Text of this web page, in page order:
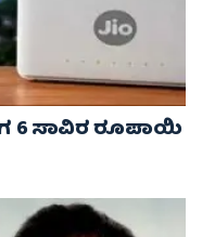
6 ಸಾವಿರ ರೂಪಾಯಿ